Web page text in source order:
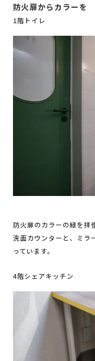
防火扉からカラーを
1階トイレ
防火扉のカラーの緑を拝
洗面カウンターと、ミラ
っています。
4階シェアキッチン